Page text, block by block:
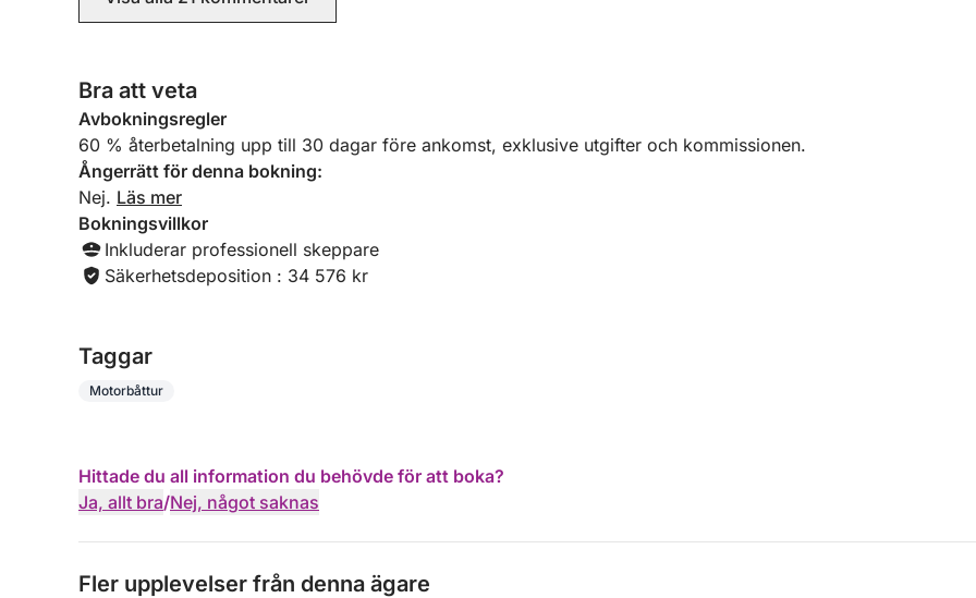
Bra att veta
Avbokningsregler
60 % återbetalning upp till 30 dagar före ankomst, exklusive utgifter och kommissionen.
Ångerrätt för denna bokning:
Nej. Läs mer
Bokningsvillkor
Inkluderar professionell skeppare
Säkerhetsdeposition : 34 576 kr
Taggar
Motorbåttur
Hittade du all information du behövde för att boka?
Ja, allt bra/Nej, något saknas
Fler upplevelser från denna ägare